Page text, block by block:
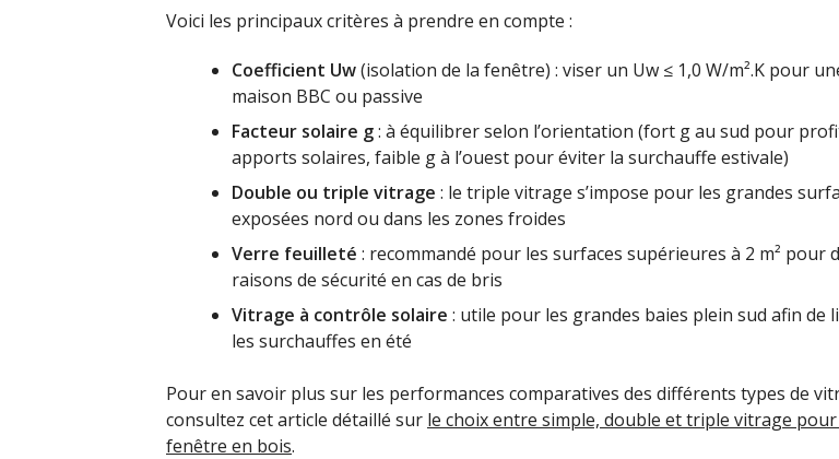
Voici les principaux critères à prendre en compte :
Coefficient Uw(isolation de la fenêtre) : viser un Uw ≤ 1,0 W/m².K pour
maison BBC ou passive
Facteur solaire g: à équilibrer selon l’orientation (fort g au sud pour
apports solaires, faible g à l’ouest pour éviter la surchauffe estivale)
Double ou triple vitrage : le triple vitrage s’impose pour les grandes
exposées nord ou dans les zones froides
Verre feuilleté : recommandé pour les surfaces supérieures à 2 m² pour
raisons de sécurité en cas de bris
Vitrage à contrôle solaire : utile pour les grandes baies plein sud afin de
les surchauffes en été
Pour en savoir plus sur les performances comparatives des différents types de
consultez cet article détaillé sur le choix entre simple, double et triple vitrage
fenêtre en bois.